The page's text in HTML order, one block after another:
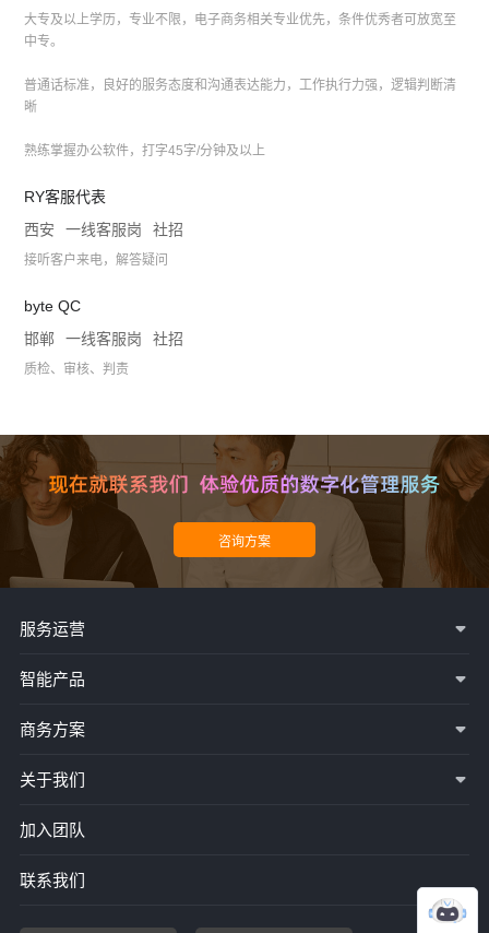
大专及以上学历，专业不限，电子商务相关专业优先，条件优秀者可放宽至
中专。
普通话标准，良好的服务态度和沟通表达能力，工作执行力强，逻辑判断清
晰
熟练掌握办公软件，打字45字/分钟及以上
RY客服代表
西安
一线客服岗 社招
接听客户来电，解答疑问
byte QC
邯郸
一线客服岗 社招
质检、审核、判责
服务运营
智能产品
商务方案
关于我们
加入团队
联系我们